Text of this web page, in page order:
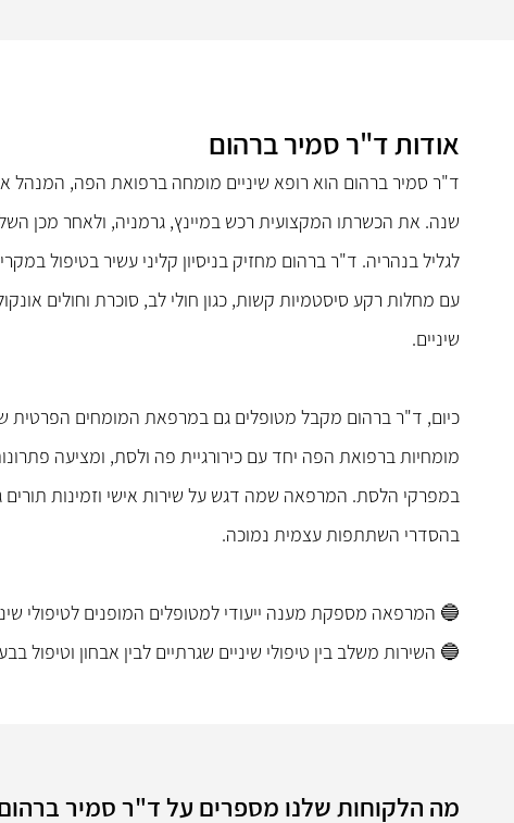
אודות ד"ר סמיר ברהום
שנה. את הכשרתו המקצועית רכש במיינץ, גרמניה, ולאחר מכן
לגליל בנהריה. ד"ר ברהום מחזיק בניסיון קליני עשיר בטיפול
עם מחלות רקע סיסטמיות קשות, כגון חולי לב, סוכרת וחולים
שיניים.
כיום, ד"ר ברהום מקבל מטופלים גם במרפאת המומחים הפרטית
מומחיות ברפואת הפה יחד עם כירורגיית פה ולסת, ומציעה
בהסדרי השתתפות עצמית נמוכה.
🔵 המרפאה מספקת מענה ייעודי למטופלים המופנים לטיפולי
🔵 השירות משלב בין טיפולי שיניים שגרתיים לבין אבחון
מה הלקוחות שלנו מספרים על ד"ר סמיר